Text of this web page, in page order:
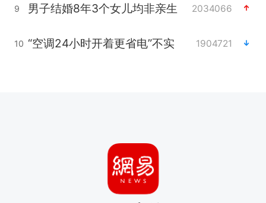
9 男子结婚8年3个女儿均非亲生 2034066
10 “空调24小时开着更省电”不实 1904721